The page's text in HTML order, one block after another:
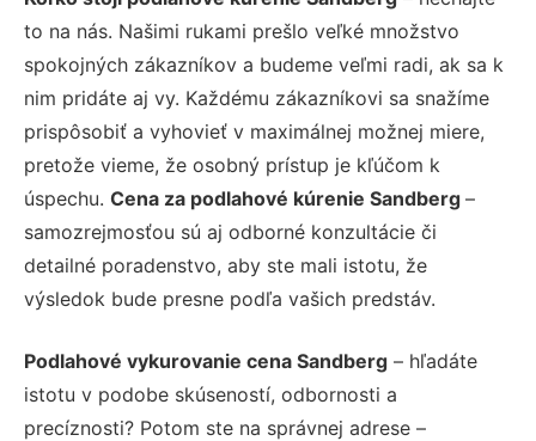
to na nás. Našimi rukami prešlo veľké množstvo
spokojných zákazníkov a budeme veľmi radi, ak sa k
nim pridáte aj vy. Každému zákazníkovi sa snažíme
prispôsobiť a vyhovieť v maximálnej možnej miere,
pretože vieme, že osobný prístup je kľúčom k
úspechu. Cena za podlahové kúrenie Sandberg –
samozrejmosťou sú aj odborné konzultácie či
detailné poradenstvo, aby ste mali istotu, že
výsledok bude presne podľa vašich predstáv.
Podlahové vykurovanie cena Sandberg – hľadáte
istotu v podobe skúseností, odbornosti a
precíznosti? Potom ste na správnej adrese –